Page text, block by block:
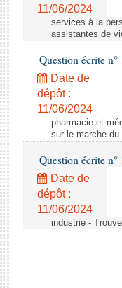
11/06/2024
services à la
assistantes de
Question écrite
Date de
dépôt :
11/06/2024
pharmacie et
sur le marche du
Question écrite
Date de
dépôt :
11/06/2024
industrie -